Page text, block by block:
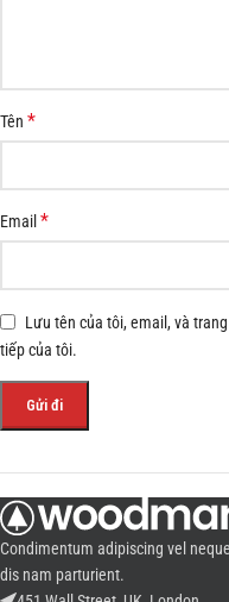
Tên *
Email*
Lưu tên của tôi, email, và
tiếp của tôi.
Condimentum adipiscing vel
dis nam parturient.